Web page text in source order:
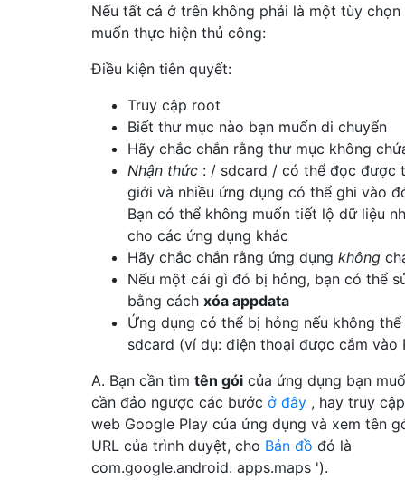
Nếu tất cả ở trên không phải là một tùy chọn
muốn thực hiện thủ công:
Điều kiện tiên quyết:
Truy cập root
Biết thư mục nào bạn muốn di chuyển
Hãy chắc chắn rằng thư mục không
Nhận thức : / sdcard / có thể đọc được
giới và nhiều ứng dụng có thể ghi vào
Bạn có thể không muốn tiết lộ dữ liệu
cho các ứng dụng khác
Hãy chắc chắn rằng ứng dụng không
Nếu một cái gì đó bị hỏng, bạn có thể
bằng cách xóa appdata
Ứng dụng có thể bị hỏng nếu không
sdcard (ví dụ: điện thoại được cắm vào
A. Bạn cần tìm tên gói của ứng dụng bạn
cần đảo ngược các bước ở đây , hay truy
web Google Play của ứng dụng và xem tên
URL của trình duyệt, cho Bản đồ đó là
com.google.android. apps.maps ').